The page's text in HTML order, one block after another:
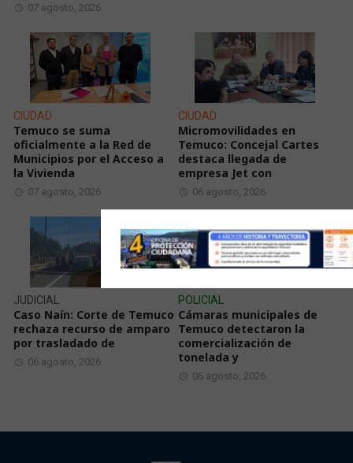
07 agosto, 2026
CIUDAD
Temuco se suma
oficialmente a la Red de
Municipios por el Acceso a
la Vivienda
07 agosto, 2026
CIUDAD
Micromovilidades en
Temuco: Concejal Cartes
destaca llegada de
empresa Jet con
06 agosto, 2026
JUDICIAL
Caso Naín: Corte de Temuco
rechaza recurso de amparo
por trasladado de
06 agosto, 2026
POLICIAL
Cámaras municipales de
Temuco detectaron la
comercialización de
tonelada y
06 agosto, 2026